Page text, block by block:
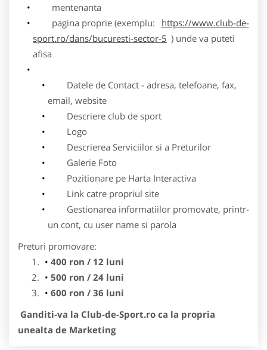
mentenanta
pagina proprie (exemplu:
https://www.club-de-
sport.ro/dans/bucuresti-sector-5 ) unde va puteti
afisa
Datele de Contact - adresa, telefoane, fax,
email, website
Descriere club de sport
Logo
Descrierea Serviciilor si a Preturilor
Galerie Foto
Pozitionare pe Harta Interactiva
Link catre propriul site
Gestionarea informatiilor promovate, printr-
un cont, cu user name si parola
Preturi promovare:
400 ron / 12 luni
500 ron / 24 luni
600 ron / 36 luni
Ganditi-va la Club-de-Sport.ro ca la propria
unealta de Marketing